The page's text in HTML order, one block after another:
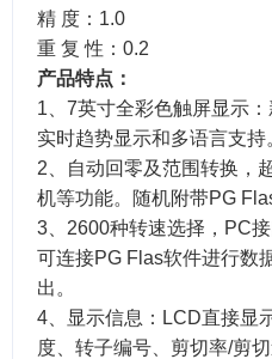
精 度：1.0
重 复 性：0.2
产品特点：
1、7英寸全彩色触屏显示
实时趋势显示和多语言支持
2、自动回零及范围转换，
机等功能。随机附带PG
3、2600种转速选择，PC
可连接PG Flas软件进行数
出。
4、显示信息：LCD直接显
度、转子编号、剪切率/剪